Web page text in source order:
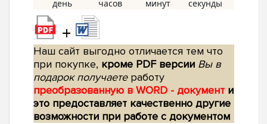
+
Наш сайт выгодно отличается тем что
при покупке, кроме PDF версии Вы в
подарок получаетеработу
преобразованную в WORD - документ и
это предоставляет качественно другие
возможности при работе с документом